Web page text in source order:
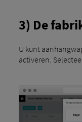
3) De
U kunt
activeren.